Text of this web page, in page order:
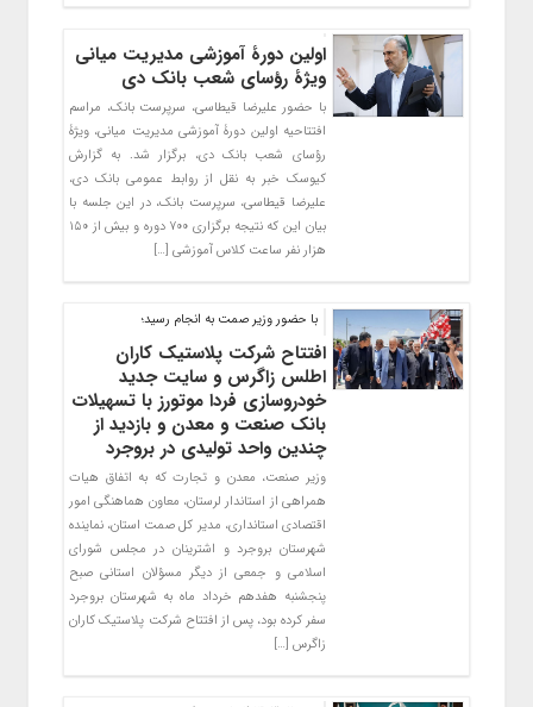
اولین دورۀ آموزشی مدیریت میانی
ویژۀ رؤسای شعب بانک دی
با حضور علیرضا قیطاسی، سرپرست بانک، مراسم
افتتاحیه اولین دورۀ آموزشی مدیریت میانی، ویژۀ
رؤسای شعب بانک دی، برگزار شد. به گزارش
کیوسک خبر به نقل از روابط عمومی بانک دی،
علیرضا قیطاسی، سرپرست بانک، در این جلسه با
بیان این که نتیجه برگزاری ۷۰۰ دوره و بیش از ۱۵۰
هزار نفر ساعت کلاس آموزشی […]
با حضور وزیر صمت به انجام رسید؛
افتتاح شرکت پلاستیک کاران
اطلس زاگرس و سایت جدید
خودروسازی فردا موتورز با تسهیلات
بانک صنعت و معدن و بازدید از
چندین واحد تولیدی در بروجرد
وزیر صنعت، معدن و تجارت که به اتفاق هیات
همراهی از استاندار لرستان، معاون هماهنگی امور
اقتصادی استانداری، مدیر کل صمت استان، نماینده
شهرستان بروجرد و اشترینان در مجلس شورای
اسلامی و جمعی از دیگر مسؤلان استانی صبح
پنجشنبه هفدهم خرداد ماه به شهرستان بروجرد
سفر کرده بود، پس از افتتاح شرکت پلاستیک کاران
زاگرس […]